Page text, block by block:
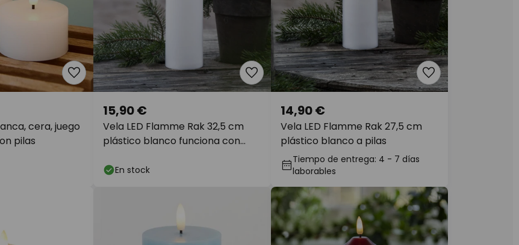
cera, juego
pilas
Vela LED Flamme Rak 32,5 cm
plástico blanco funciona con
15,90 €
En stock
Vela LED Flamme Rak 27,5 cm
plástico blanco a pilas
14,90 €
Tiempo de entrega: 4 - 7 días
laborables